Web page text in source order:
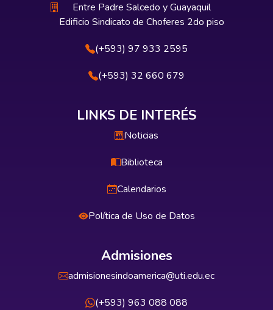
Entre Padre Salcedo y Guayaquil
Edificio Sindicato de Choferes 2do piso
(+593) 97 933 2595
(+593) 32 660 679
LINKS DE INTERÉS
Noticias
Biblioteca
Calendarios
Política de Uso de Datos
Admisiones
admisionesindoamerica@uti.edu.ec
(+593) 963 088 088